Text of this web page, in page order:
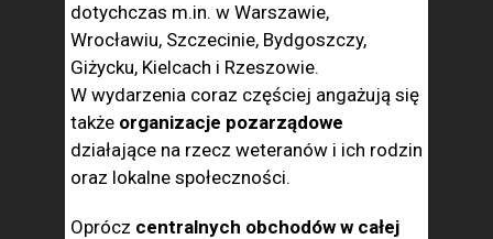
dotychczas m.in. w Warszawie,
Wrocławiu, Szczecinie, Bydgoszczy,
Giżycku, Kielcach i Rzeszowie.
W wydarzenia coraz częściej angażują się
także organizacje pozarządowe
działające na rzecz weteranów i ich rodzin
oraz lokalne społeczności.
Oprócz centralnych obchodów w całej